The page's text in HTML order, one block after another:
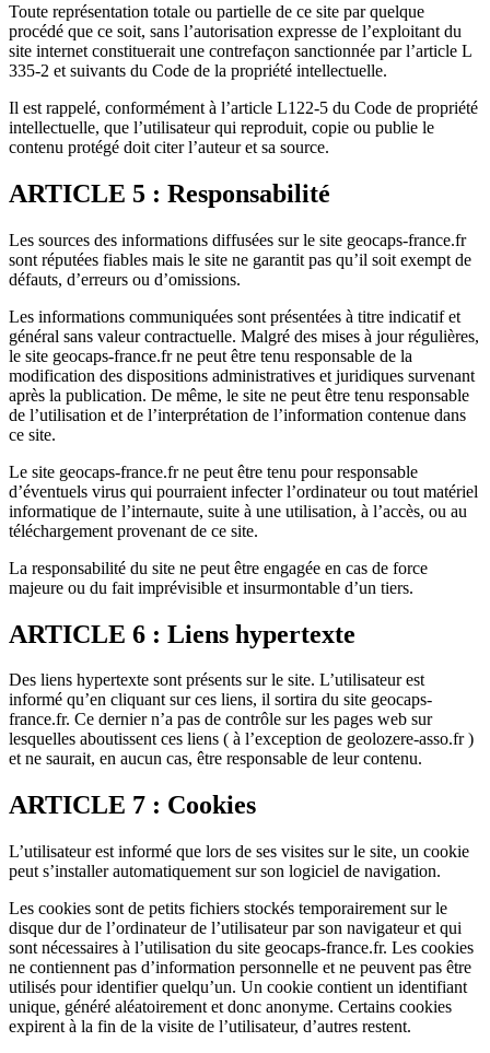
Toute représentation totale ou partielle de ce site par quelque
procédé que ce soit, sans l’autorisation expresse de l’exploitant du
site internet constituerait une contrefaçon sanctionnée par l’article L
335-2 et suivants du Code de la propriété intellectuelle.
Il est rappelé, conformément à l’article L122-5 du Code de propriété
intellectuelle, que l’utilisateur qui reproduit, copie ou publie le
contenu protégé doit citer l’auteur et sa source.
ARTICLE 5 : Responsabilité
Les sources des informations diffusées sur le site geocaps-france.fr
sont réputées fiables mais le site ne garantit pas qu’il soit exempt de
défauts, d’erreurs ou d’omissions.
Les informations communiquées sont présentées à titre indicatif et
général sans valeur contractuelle. Malgré des mises à jour régulières,
le site geocaps-france.fr ne peut être tenu responsable de la
modification des dispositions administratives et juridiques survenant
après la publication. De même, le site ne peut être tenu responsable
de l’utilisation et de l’interprétation de l’information contenue dans
ce site.
Le site geocaps-france.fr ne peut être tenu pour responsable
d’éventuels virus qui pourraient infecter l’ordinateur ou tout matériel
informatique de l’internaute, suite à une utilisation, à l’accès, ou au
téléchargement provenant de ce site.
La responsabilité du site ne peut être engagée en cas de force
majeure ou du fait imprévisible et insurmontable d’un tiers.
ARTICLE 6 : Liens hypertexte
Des liens hypertexte sont présents sur le site. L’utilisateur est
informé qu’en cliquant sur ces liens, il sortira du site geocaps-
france.fr. Ce dernier n’a pas de contrôle sur les pages web sur
lesquelles aboutissent ces liens ( à l’exception de geolozere-asso.fr )
et ne saurait, en aucun cas, être responsable de leur contenu.
ARTICLE 7 : Cookies
L’utilisateur est informé que lors de ses visites sur le site, un cookie
peut s’installer automatiquement sur son logiciel de navigation.
Les cookies sont de petits fichiers stockés temporairement sur le
disque dur de l’ordinateur de l’utilisateur par son navigateur et qui
sont nécessaires à l’utilisation du site geocaps-france.fr. Les cookies
ne contiennent pas d’information personnelle et ne peuvent pas être
utilisés pour identifier quelqu’un. Un cookie contient un identifiant
unique, généré aléatoirement et donc anonyme. Certains cookies
expirent à la fin de la visite de l’utilisateur, d’autres restent.